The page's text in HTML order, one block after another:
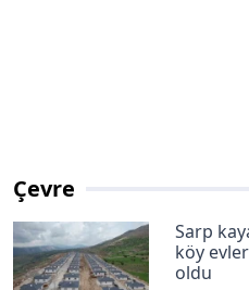
Çevre
Sarp
köy
oldu